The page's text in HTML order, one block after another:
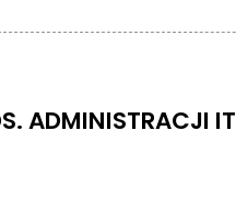
ADMINISTRACJI IT